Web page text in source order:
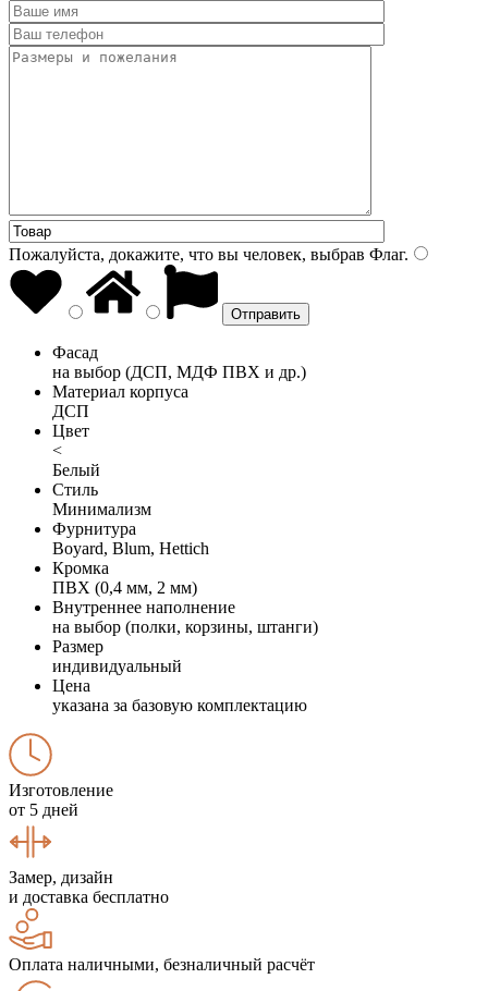
Пожалуйста, докажите, что вы человек, выбрав Флаг.
Фасад
на выбор (ДСП, МДФ ПВХ и др.)
Материал корпуса
ДСП
Цвет
<
Белый
Стиль
Минимализм
Фурнитура
Boyard, Blum, Hettich
Кромка
ПВХ (0,4 мм, 2 мм)
Внутреннее наполнение
на выбор (полки, корзины, штанги)
Размер
индивидуальный
Цена
указана за базовую комплектацию
Изготовление
от 5 дней
Замер, дизайн
и доставка бесплатно
Оплата наличными, безналичный расчёт